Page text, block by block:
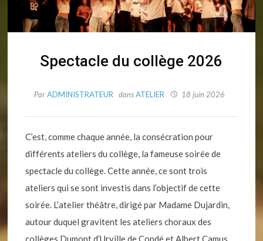
Spectacle du collège 2026
ParADMINISTRATEUR dansATELIER 18 juin 2026
C’est, comme chaque année, la consécration pour
différents ateliers du collège, la fameuse soirée de
spectacle du collège. Cette année, ce sont trois
ateliers qui se sont investis dans l’objectif de cette
soirée. L’atelier théâtre, dirigé par Madame Dujardin,
autour duquel gravitent les ateliers choraux des
collèges Dumont d’Urville de Condé et Albert Camus